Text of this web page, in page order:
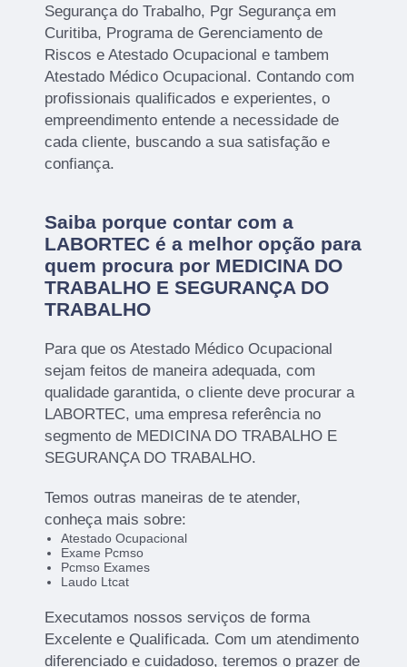
Segurança do Trabalho, Pgr Segurança em
Curitiba, Programa de Gerenciamento de
Riscos e Atestado Ocupacional e tambem
Atestado Médico Ocupacional. Contando com
profissionais qualificados e experientes, o
empreendimento entende a necessidade de
cada cliente, buscando a sua satisfação e
confiança.
Saiba porque contar com a
LABORTEC é a melhor opção para
quem procura por MEDICINA DO
TRABALHO E SEGURANÇA DO
TRABALHO
Para que os Atestado Médico Ocupacional
sejam feitos de maneira adequada, com
qualidade garantida, o cliente deve procurar a
LABORTEC, uma empresa referência no
segmento de MEDICINA DO TRABALHO E
SEGURANÇA DO TRABALHO.
Temos outras maneiras de te atender,
conheça mais sobre:
Atestado Ocupacional
Exame Pcmso
Pcmso Exames
Laudo Ltcat
Executamos nossos serviços de forma
Excelente e Qualificada. Com um atendimento
diferenciado e cuidadoso, teremos o prazer de